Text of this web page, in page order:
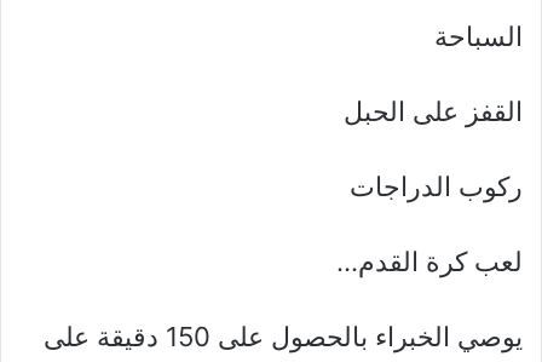
السباحة
القفز على الحبل
ركوب الدراجات
لعب كرة القدم…
يوصي الخبراء بالحصول على 150 دقيقة على